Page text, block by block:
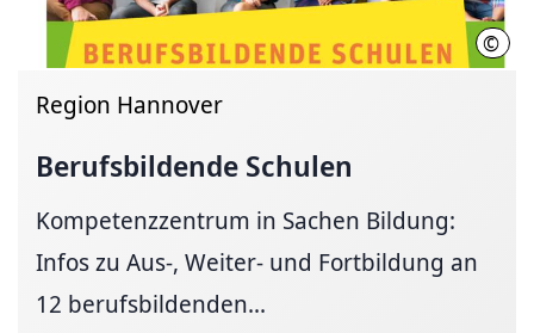
©
Region Hannover
Berufsbildende Schulen
Kompetenzzentrum in Sachen Bildung:
Infos zu Aus-, Weiter- und Fortbildung an
12 berufsbildenden...